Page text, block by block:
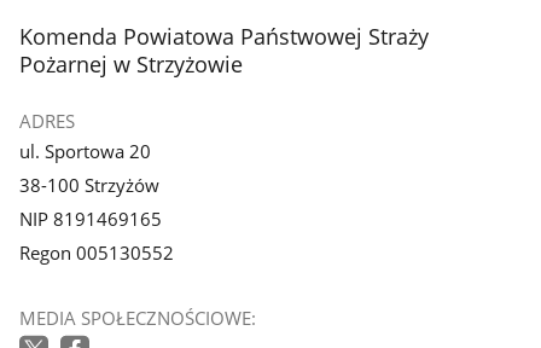
stopka
Komenda Powiatowa Państwowej Straży
Pożarnej w Strzyżowie
ADRES
ul. Sportowa 20
38-100 Strzyżów
NIP 8191469165
Regon 005130552
MEDIA SPOŁECZNOŚCIOWE: